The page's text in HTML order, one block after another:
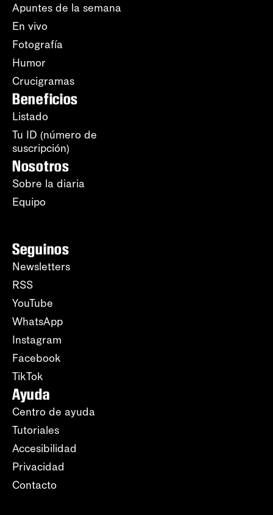
Apuntes de la semana
En vivo
Fotografía
Humor
Crucigramas
Beneficios
Listado
Tu ID (número de
suscripción)
Nosotros
Sobre la diaria
Equipo
Seguinos
Newsletters
RSS
YouTube
WhatsApp
Instagram
Facebook
TikTok
Ayuda
Centro de ayuda
Tutoriales
Accesibilidad
Privacidad
Contacto